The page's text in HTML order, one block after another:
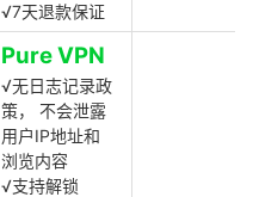
√7天退款保证
Pure VPN
√无日志记录政
策， 不会泄露
用户IP地址和
浏览内容
√支持解锁